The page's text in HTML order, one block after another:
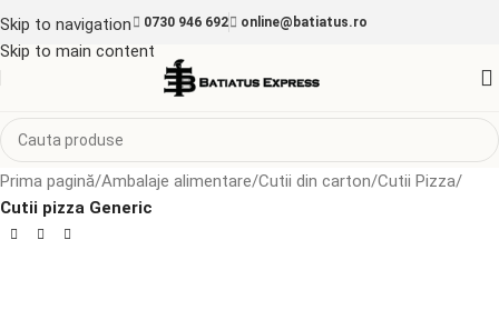
Skip to navigation
Skip to main content
0730 946 692 online@batiatus.ro
Prima pagină Ambalaje alimentare Cutii din carton Cutii Pizza
Cutii pizza Generic